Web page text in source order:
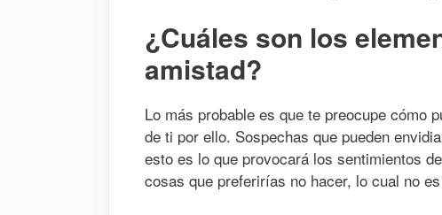
¿Cuáles son los
amistad?
Lo más probable es que te preocupe cómo
de ti por ello. Sospechas que pueden
esto es lo que provocará los sentimientos
cosas que preferirías no hacer, lo cual no